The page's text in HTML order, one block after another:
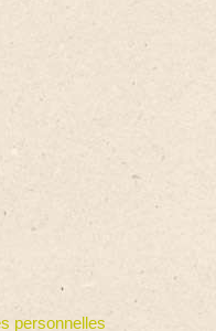
personnelles